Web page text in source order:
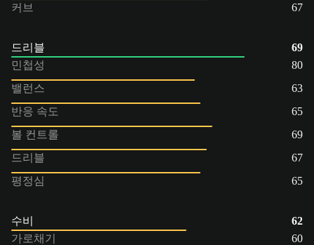
커브
67
드리블
69
민첩성
80
밸런스
63
반응 속도
65
볼 컨트롤
69
드리블
67
평정심
65
수비
62
가로채기
60